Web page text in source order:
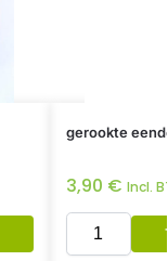
gerookte
3,90 € Incl.